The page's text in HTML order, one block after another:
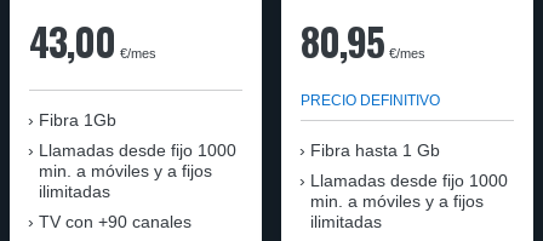
43,00 €/mes
Fibra 1Gb
Llamadas desde fijo 1000
min. a móviles y a fijos
ilimitadas
TV con +90 canales
80,95 €/mes
PRECIO DEFINITIVO
Fibra hasta 1 Gb
Llamadas desde fijo 1000
min. a móviles y a fijos
ilimitadas